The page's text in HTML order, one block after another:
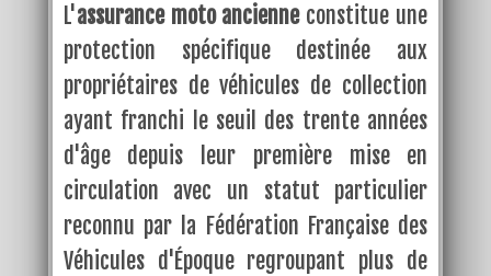
L'assurance moto ancienneconstitue une
protection spécifique destinée aux
propriétaires de véhicules de collection
ayant franchi le seuil des trente années
d'âge depuis leur première mise en
circulation avec un statut particulier
reconnu par la Fédération Française des
Véhicules d'Époque regroupant plus de